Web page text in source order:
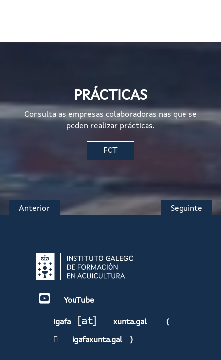
PRÁCTICAS
Consulta as empresas colaboradoras nas que se
poden realizar prácticas.
FCT
Anterior Seguinte
YouTube
igafa [at] xunta.gal (
igafaxunta.gal )